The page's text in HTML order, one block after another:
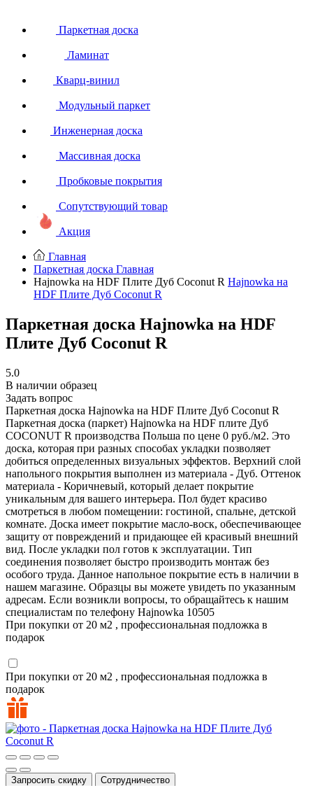
Паркетная доска
Ламинат
Кварц-винил
Модульный паркет
Инженерная доска
Массивная доска
Пробковые покрытия
Сопутствующий товар
Акция
Главная
Паркетная доска Главная
Hajnowka на HDF Плите Дуб Coconut R Hajnowka на
HDF Плите Дуб Coconut R
Паркетная доска Hajnowka на HDF
Плите Дуб Coconut R
5.0
В наличии образец
Задать вопрос
Паркетная доска Hajnowka на HDF Плите Дуб Coconut R
Паркетная доска (паркет) Hajnowka на HDF плите Дуб
COCONUT R производства Польша по цене 0 руб./м2. Это
доска, которая при разных способах укладки позволяет
добиться определенных визуальных эффектов. Верхний слой
напольного покрытия выполнен из материала - Дуб. Оттенок
материала - Коричневый, который делает покрытие
уникальным для вашего интерьера. Пол будет красиво
смотреться в любом помещении: гостиной, спальне, детской
комнате. Доска имеет покрытие масло-воск, обеспечивающее
защиту от повреждений и придающее ей красивый внешний
вид. После укладки пол готов к эксплуатации. Тип
соединения позволяет быстро производить монтаж без
особого труда. Данное напольное покрытие есть в наличии в
нашем магазине. Образцы вы можете увидеть по указанным
адресам. Если возникли вопросы, то обращайтесь к нашим
специалистам по телефону Hajnowka 10505
При покупки от 20 м2 , профессиональная подложка в
подарок
При покупки от 20 м2 , профессиональная подложка в
подарок
Запросить скидку Сотрудничество